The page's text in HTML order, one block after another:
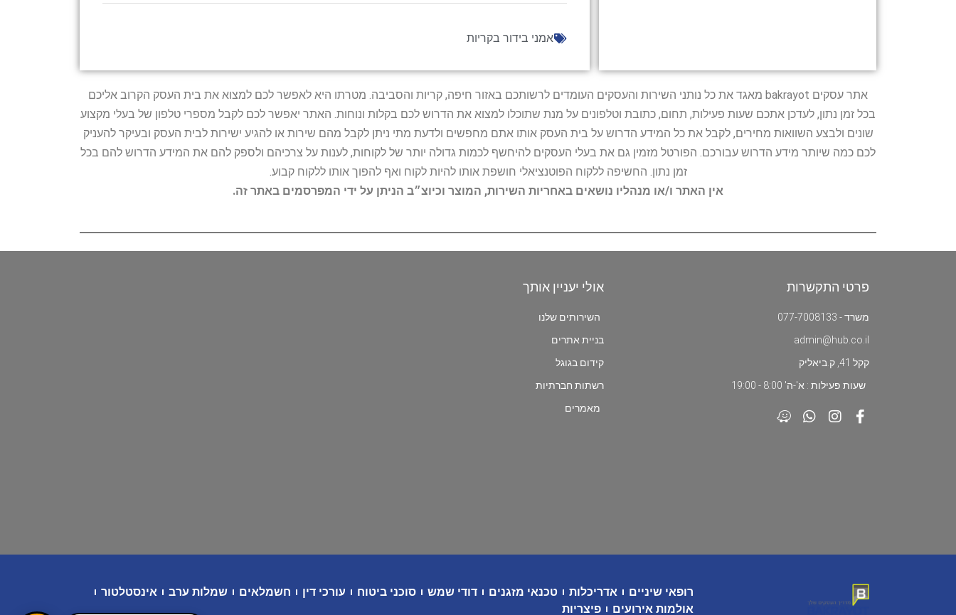
אמני בידור בקריות
אתר עסקים bakrayot מאגד את כל נותני השירות והעסקים העומדים לרשותכם באזור חיפה, קריות והסביבה. מטרתו היא לאפשר לכם למצוא את בית העסק הקרוב אליכם
בכל זמן נתון, לעדכן אתכם שעות פעילות, תחום, כתובת וטלפונים על מנת שתוכלו למצוא את הדרוש לכם בקלות ונוחות. האתר יאפשר לכם לקבל מספרי טלפון של בעלי מקצוע
שונים ולבצע השוואות מחירים, לקבל את כל המידע הדרוש על בית העסק אותו אתם מחפשים ולדעת מתי ניתן לקבל מהם שירות או להגיע ישירות לבית העסק ובעיקר להעניק
לכם כמה שיותר מידע הדרוש עבורכם. הפורטל מזמין גם את בעלי העסקים להיחשף לכמות גדולה יותר של לקוחות, לענות על צרכיהם ולספק להם את המידע הדרוש להם בכל
זמן נתון. החשיפה ללקוח הפוטנציאלי חושפת אותו להיות לקוח ואף להפוך אותו ללקוח קבוע.
אין האתר ו/או מנהליו נושאים באחריות השירות, המוצר וכיוצ״ב הניתן על ידי המפרסמים באתר זה.
פרטי התקשרות
משרד - 077-7008133
admin@hub.co.il
קקל 41, ק.ביאליק
שעות פעילות : א'-ה' 8:00 - 19:00
אולי יעניין אותך
השירותים שלנו
בניית אתרים
קידום בגוגל
רשתות חברתיות
מאמרים
רופאי שיניים אדריכלות טכנאי מזגנים דודי שמש סוכני ביטוח עורכי דין חשמלאים שמלות ערב
אינסטלטור
אולמות אירועים
פיצריות